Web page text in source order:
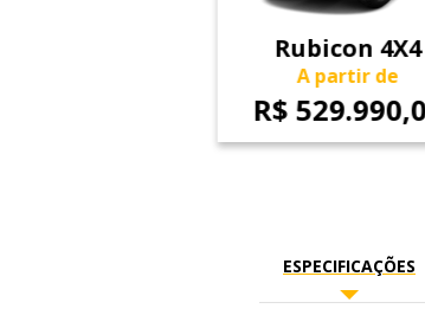
Rubicon 4X4
A partir de
R$
ESPECIFICAÇÕES